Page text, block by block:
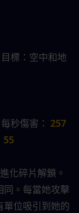
標：空中和地
每秒傷害： 257
55
化碎片解鎖。
同。每當她攻擊
單位吸引到她的